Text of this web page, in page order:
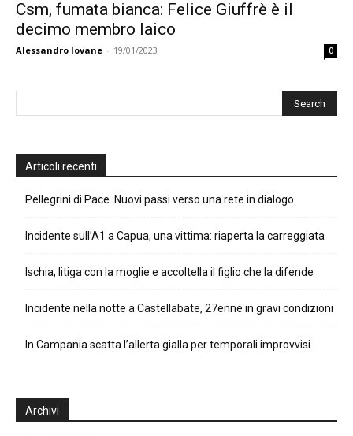
Csm, fumata bianca: Felice Giuffrè è il
decimo membro laico
Alessandro Iovane - 19/01/2023 0
Articoli recenti
Pellegrini di Pace. Nuovi passi verso una rete in dialogo
Incidente sull’A1 a Capua, una vittima: riaperta la carreggiata
Ischia, litiga con la moglie e accoltella il figlio che la difende
Incidente nella notte a Castellabate, 27enne in gravi condizioni
In Campania scatta l’allerta gialla per temporali improvvisi
Archivi